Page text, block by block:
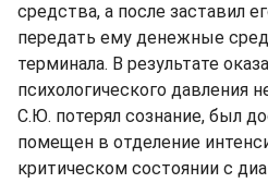
средства, а после заставил
передать ему денежные
терминала. В результате
психологического давления
С.Ю. потерял сознание, был
помещен в отделение
критическом состоянии с